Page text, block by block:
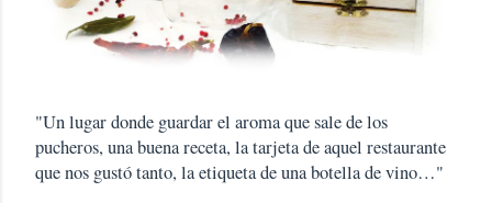
"Un lugar donde guardar el aroma que sale de los
pucheros, una buena receta, la tarjeta de aquel restaurante
que nos gustó tanto, la etiqueta de una botella de vino…"